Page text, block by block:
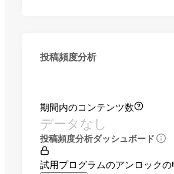
投稿頻度分析
期間内のコンテンツ数
データなし
投稿頻度分析ダッシュボード
試用プログラムのアンロックの